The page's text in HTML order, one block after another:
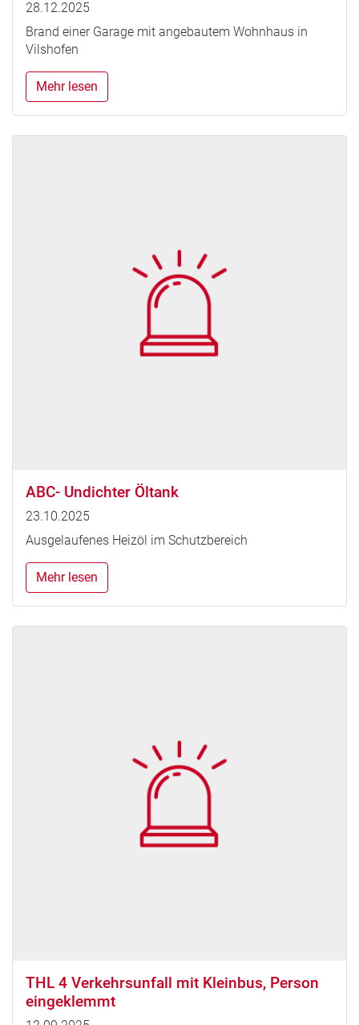
28.12.2025
Brand einer Garage mit angebautem Wohnhaus in
Vilshofen
Mehr lesen
ABC- Undichter Öltank
23.10.2025
Ausgelaufenes Heizöl im Schutzbereich
Mehr lesen
THL 4 Verkehrsunfall mit Kleinbus, Person
eingeklemmt